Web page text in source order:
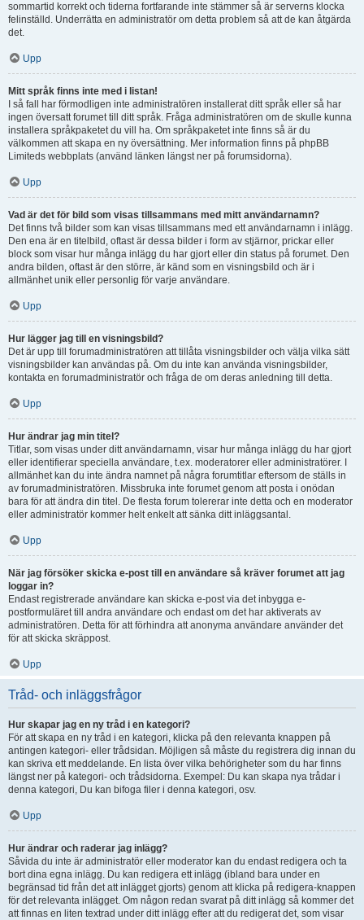
sommartid korrekt och tiderna fortfarande inte stämmer så är serverns klocka
felinställd. Underrätta en administratör om detta problem så att de kan åtgärda
det.
Upp
Mitt språk finns inte med i listan!
I så fall har förmodligen inte administratören installerat ditt språk eller så har
ingen översatt forumet till ditt språk. Fråga administratören om de skulle kunna
installera språkpaketet du vill ha. Om språkpaketet inte finns så är du
välkommen att skapa en ny översättning. Mer information finns på phpBB
Limiteds webbplats (använd länken längst ner på forumsidorna).
Upp
Vad är det för bild som visas tillsammans med mitt användarnamn?
Det finns två bilder som kan visas tillsammans med ett användarnamn i inlägg.
Den ena är en titelbild, oftast är dessa bilder i form av stjärnor, prickar eller
block som visar hur många inlägg du har gjort eller din status på forumet. Den
andra bilden, oftast är den större, är känd som en visningsbild och är i
allmänhet unik eller personlig för varje användare.
Upp
Hur lägger jag till en visningsbild?
Det är upp till forumadministratören att tillåta visningsbilder och välja vilka sätt
visningsbilder kan användas på. Om du inte kan använda visningsbilder,
kontakta en forumadministratör och fråga de om deras anledning till detta.
Upp
Hur ändrar jag min titel?
Titlar, som visas under ditt användarnamn, visar hur många inlägg du har gjort
eller identifierar speciella användare, t.ex. moderatorer eller administratörer. I
allmänhet kan du inte ändra namnet på några forumtitlar eftersom de ställs in
av forumadministratören. Missbruka inte forumet genom att posta i onödan
bara för att ändra din titel. De flesta forum tolererar inte detta och en moderator
eller administratör kommer helt enkelt att sänka ditt inläggsantal.
Upp
När jag försöker skicka e-post till en användare så kräver forumet att jag
loggar in?
Endast registrerade användare kan skicka e-post via det inbygga e-
postformuläret till andra användare och endast om det har aktiverats av
administratören. Detta för att förhindra att anonyma användare använder det
för att skicka skräppost.
Upp
Tråd- och inläggsfrågor
Hur skapar jag en ny tråd i en kategori?
För att skapa en ny tråd i en kategori, klicka på den relevanta knappen på
antingen kategori- eller trådsidan. Möjligen så måste du registrera dig innan du
kan skriva ett meddelande. En lista över vilka behörigheter som du har finns
längst ner på kategori- och trådsidorna. Exempel: Du kan skapa nya trådar i
denna kategori, Du kan bifoga filer i denna kategori, osv.
Upp
Hur ändrar och raderar jag inlägg?
Såvida du inte är administratör eller moderator kan du endast redigera och ta
bort dina egna inlägg. Du kan redigera ett inlägg (ibland bara under en
begränsad tid från det att inlägget gjorts) genom att klicka på redigera-knappen
för det relevanta inlägget. Om någon redan svarat på ditt inlägg så kommer det
att finnas en liten textrad under ditt inlägg efter att du redigerat det, som visar